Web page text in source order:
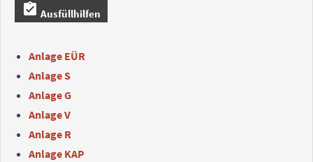
assignment_turned_in Ausfüllhilfen
Anlage EÜR
Anlage S
Anlage G
Anlage V
Anlage R
Anlage KAP